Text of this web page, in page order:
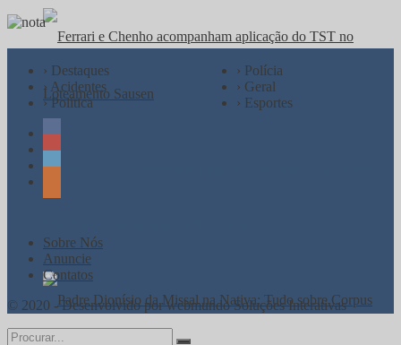
Ferrari e Chenho acompanham aplicação do
› Destaques
› Acidentes
› Política
› Polícia
› Geral
› Esportes
Sobre Nós
Anuncie
Contatos
© 2020 - Desenvolvido por webmundo Soluções Interativas